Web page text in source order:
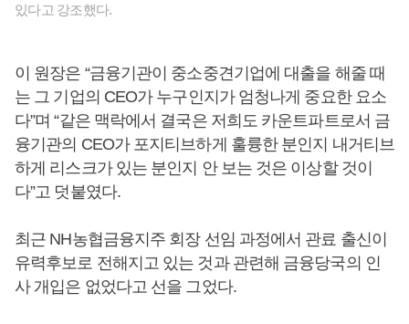
있다고 강조했다.
이 원장은 “금융기관이 중소중견기업에 대출을 해줄 때
는 그 기업의 CEO가 누구인지가 엄청나게 중요한 요소
다”며 “같은 맥락에서 결국은 저희도 카운트파트로서 금
융기관의 CEO가 포지티브하게 훌륭한 분인지 내거티브
하게 리스크가 있는 분인지 안 보는 것은 이상할 것이
다”고 덧붙였다.
최근 NH농협금융지주 회장 선임 과정에서 관료 출신이
유력후보로 전해지고 있는 것과 관련해 금융당국의 인
사 개입은 없었다고 선을 그었다.